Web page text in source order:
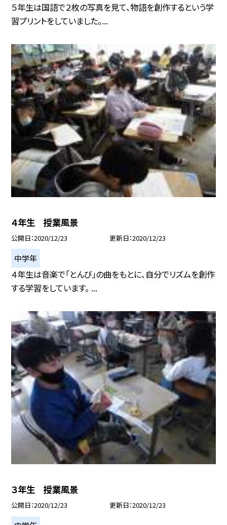
５年生は国語で２枚の写真を見て、物語を創作するという学
習プリントをしていました。...
４年生 授業風景
公開日 2020/12/23 更新日 2020/12/23
中学年
４年生は音楽で「とんび」の曲をもとに、自分でリズムを創作
する学習をしています。 ...
３年生 授業風景
公開日 2020/12/23 更新日 2020/12/23